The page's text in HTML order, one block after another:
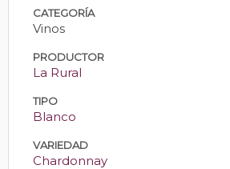
CATEGORÍA
Vinos
PRODUCTOR
La Rural
TIPO
Blanco
VARIEDAD
Chardonnay